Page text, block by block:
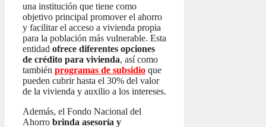
una institución que tiene como
objetivo principal promover el ahorro
y facilitar el acceso a vivienda propia
para la población más vulnerable. Esta
entidad ofrece diferentes opciones
de crédito para vivienda, así como
también programas de subsidio que
pueden cubrir hasta el 30% del valor
de la vivienda y auxilio a los intereses.
Además, el Fondo Nacional del
Ahorro brinda asesoría y